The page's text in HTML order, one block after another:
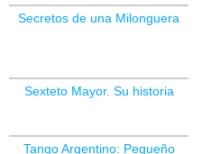
Secretos de una Milonguera
Sexteto Mayor. Su historia
Tango Argentino: Pequeño